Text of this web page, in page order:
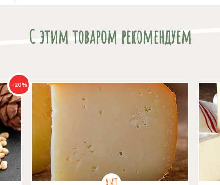
С этим товаром рекомендуем
-20%